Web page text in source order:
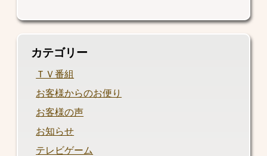
カテゴリー
ＴＶ番組
お客様からのお便り
お客様の声
お知らせ
テレビゲーム